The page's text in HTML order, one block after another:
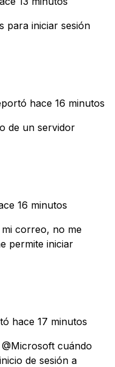
para iniciar sesión
hace 16 minutos
de un servidor
16 minutos
correo, no me
permite iniciar
hace 17 minutos
cuándo
de sesión a